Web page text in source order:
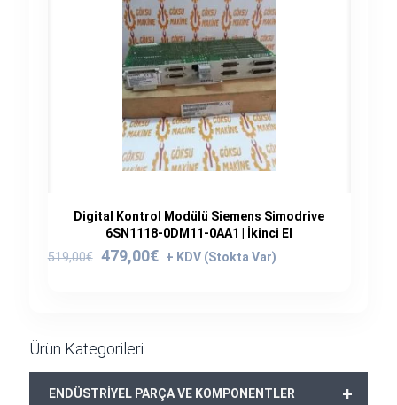
Digital Kontrol Modülü Siemens Simodrive
6SN1118-0DM11-0AA1 | İkinci El
519,00€ Orijinal
479,00€
Şu
Ürün Kategorileri
+
ENDÜSTRİYEL PARÇA VE KOMPONENTLER